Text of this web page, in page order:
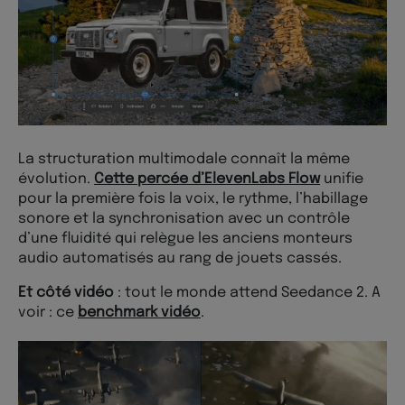
La structuration multimodale connaît la même
évolution. Cette percée d’ElevenLabs Flowunifie
pour la première fois la voix, le rythme, l’habillage
sonore et la synchronisation avec un contrôle
d’une fluidité qui relègue les anciens monteurs
audio automatisés au rang de jouets cassés.
Et côté vidéo : tout le monde attend Seedance 2. A
voir : ce benchmark vidéo.